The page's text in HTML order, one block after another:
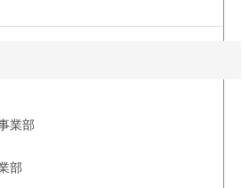
業部
部